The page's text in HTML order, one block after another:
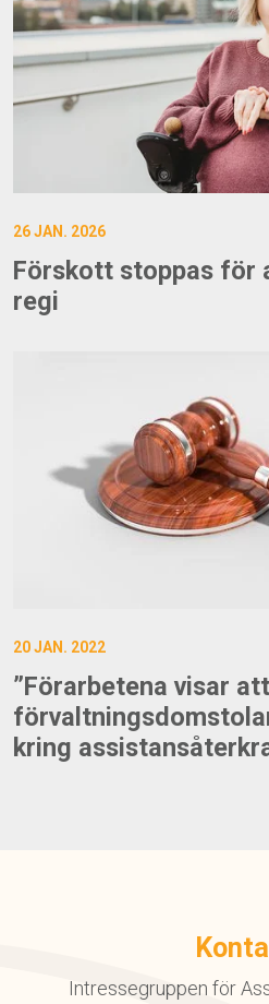
26 JAN. 2026
Förskott stoppas för
regi
20 JAN. 2022
”Förarbetena visar att
kring
Intressegruppen för